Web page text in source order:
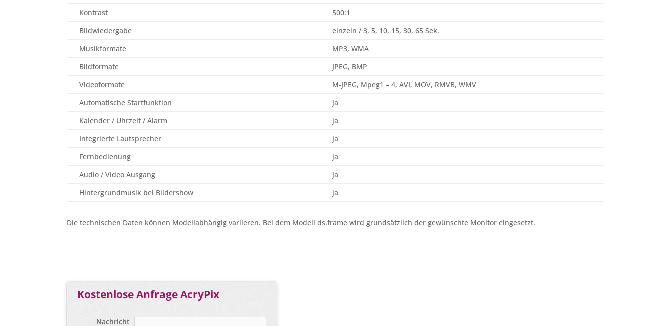
Kontrast
500:1
Bildwiedergabe
einzeln / 3, 5, 10, 15, 30, 65 Sek.
Musikformate
MP3, WMA
Bildformate
JPEG, BMP
Videoformate
M-JPEG, Mpeg1 – 4, AVI, MOV, RMVB, WMV
Automatische Startfunktion
ja
Kalender / Uhrzeit / Alarm
ja
Integrierte Lautsprecher
ja
Fernbedienung
ja
Audio / Video Ausgang
ja
Hintergrundmusik bei Bildershow
ja
Die technischen Daten können Modellabhängig variieren. Bei dem Modell ds.frame wird grundsätzlich der gewünschte Monitor eingesetzt.
Kostenlose Anfrage AcryPix
Nachricht